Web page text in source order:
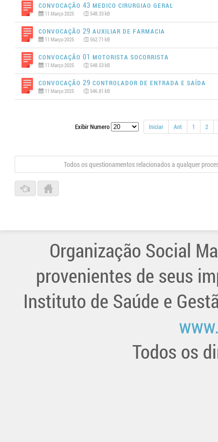
Convocação 43 MEDICO CIRURGIAO GERAL
11 Março 2025 548.33 kB
Convocação 29 AUXILIAR DE FARMACIA
11 Março 2025 562.71 kB
Convocação 01 MOTORISTA SOCORRISTA
11 Março 2025 548.53 kB
Convocação 29 CONTROLADOR DE ENTRADA E SAÍDA
11 Março 2025 546.81 kB
Exibir Numero Iniciar Ant 1 2
Todos os questionamentos relacionados a qualquer
Organização Social
provenientes de seus
Instituto de Saúde e
Todos os